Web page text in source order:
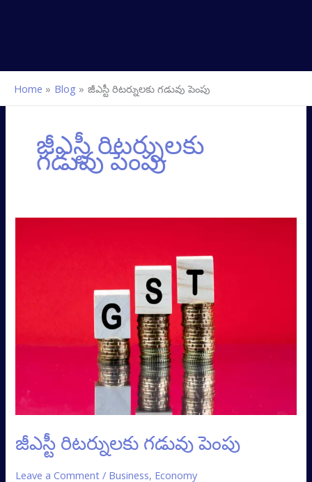
Home Blog జీఎస్టీ రిటర్నులకు గడువు పెంపు
జీఎస్టీ రిటర్నులకు
గడువు పెంపు
జీఎస్టీ రిటర్నులకు గడువు పెంపు
Leave a Comment / Business, Economy